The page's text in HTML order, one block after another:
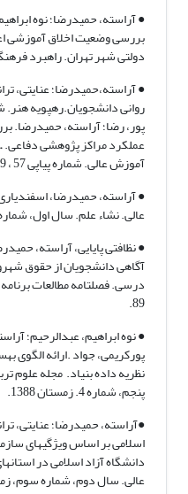
● آراسته، حمیدرضا؛ نوه
بررسی وضعیت اخلاق آموزشی
دولتی شهر تهران. راهبرد
● آراسته،حمیدرضا؛ عنایتی،
پور، رضا؛ آراسته، حمیدرضا.
عملکرد مراکز پژوهشی دفاعی..
آموزش عالی. شماره پیاپی 57 ، 1389.
● آراسته، حمیدرضا،
عالی. نشاء علم. سال اول، شماره
●نظافتی پایایی، آراسته،
آگاهی دانشجویان از حقوق
89.
● نوه ابراهیم، عبدالرحیم؛
پورکریمی، جواد .ارائه
نظریه داده بنیاد. مجله علوم
پنجم، شماره 4. زمستان 1388.
●آراسته، حمیدرضا؛ عنایتی،
اسلامی بر اساس ویژگیهای
دانشگاه آزاد اسلامی در
عالی. سال دوم، شماره سوم،